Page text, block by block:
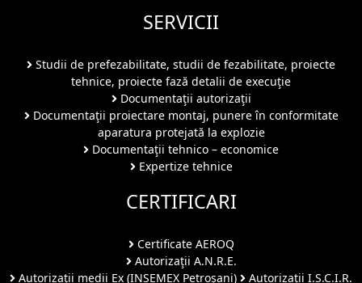
SERVICII
Studii de prefezabilitate, studii de fezabilitate, proiecte
tehnice, proiecte fază detalii de execuţie
Documentaţii autorizaţii
Documentaţii proiectare montaj, punere în conformitate
aparatura protejată la explozie
Documentaţii tehnico – economice
Expertize tehnice
CERTIFICARI
Certificate AEROQ
Autorizaţii A.N.R.E.
Autorizaţii medii Ex (INSEMEX Petroşani)
Autorizaţii I.S.C.I.R.